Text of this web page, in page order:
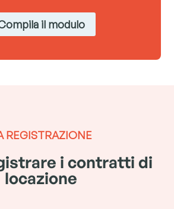
il modulo
REGISTRAZIONE
i contratti di
locazione